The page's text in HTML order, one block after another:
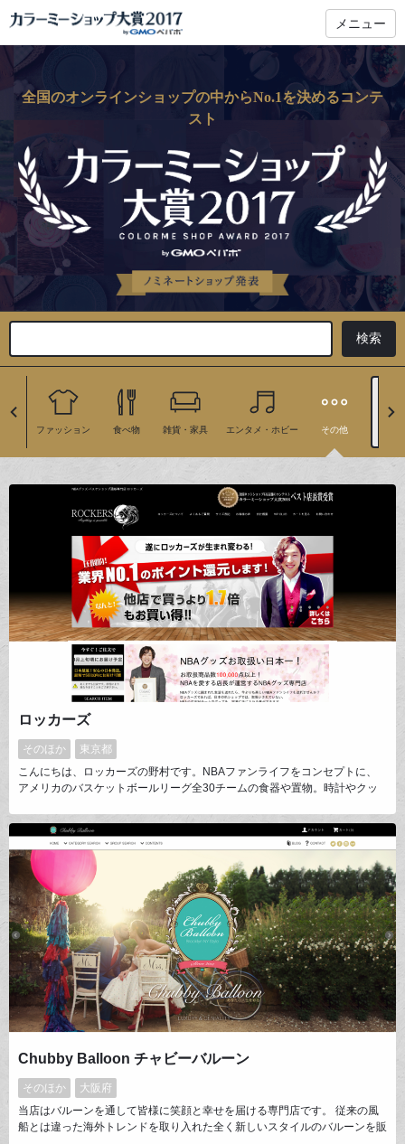
メニュー
全国のオンラインショップの中からNo.1を決めるコンテ
スト
ファッション 食べ物 雑貨・家具 エンタメ・ホビー その他
ロッカーズ
そのほか
東京都
こんにちは、ロッカーズの野村です。NBAファンライフをコンセプトに、
アメリカのバスケットボールリーグ全30チームの食器や置物。時計やクッ
ます。まずはお客様の声をご覧ください。そこには、NBAファンライフの
楽しみ方があります。一緒にNBAファンライフを楽しもう！
Chubby Balloon チャビーバルーン
そのほか
大阪府
当店はバルーンを通して皆様に笑顔と幸せを届ける専門店です。 従来の風
船とは違った海外トレンドを取り入れた全く新しいスタイルのバルーンを販